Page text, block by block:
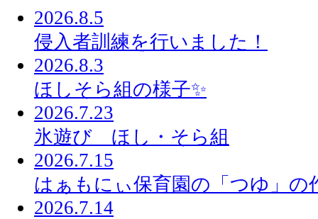
2026.8.5
侵入者訓練を行いました！
2026.8.3
ほしそら組の様子✨
2026.7.23
氷遊び ほし・そら組
2026.7.15
はぁもにぃ保育園の「つゆ」の
2026.7.14